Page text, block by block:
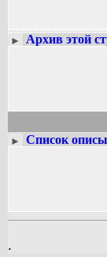
► Архив этой
► Список
.